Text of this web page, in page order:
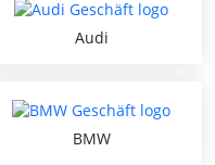
Audi
BMW